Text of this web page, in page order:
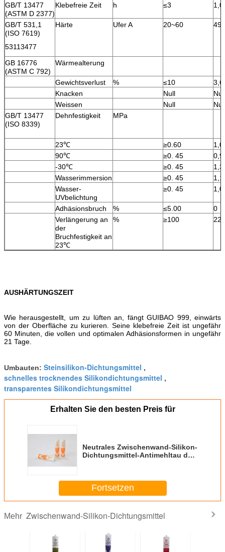
GB/T 13477
(ASTM D 2377)
Klebefreie Zeit h ≤3 1,0
GB/T 531,1
(ISO 7619)
53113477
Härte Ufer A 20~60 49
GB 16776
(ASTM C 792)
Wärmealterung
Gewichtsverlust % ≤10
3,6
Knacken
Null
Null
Weissen
Null
Null
GB/T 13477
(ISO 8339)
Dehnfestigkeit MPa
23℃ ≥0.60
90℃
≥0. 45
-30℃
≥0. 45
1,3
Wasserimmersion
≥0. 45
Wasser-
UVbelichtung
≥0. 45
Adhäsionsbruch % ≤5.00
0
Verlängerung an
der
Bruchfestigkeit an
23℃
% ≥100 220
AUSHÄRTUNGSZEIT
Wie herausgestellt, um zu lüften an, fängt GUIBAO 999, einwärts
von der Oberfläche zu kurieren. Seine klebefreie Zeit ist ungefähr
60 Minuten, die vollen und optimalen Adhäsionsformen in ungefähr
21 Tage.
Umbauten: Steinsilikon-Dichtungsmittel ,
schnelles trocknendes Silikondichtungsmittel ,
transparentes Silikondichtungsmittel
Erhalten Sie den besten Preis für
Neutrales Zwischenwand-Silikon-
Dichtungsmittel-Antimehltau der
Fortsetzen
Mehr Zwischenwand-Silikon-Dichtungsmittel